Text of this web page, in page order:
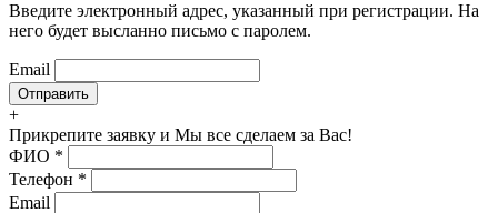
Введите электронный адрес, указанный при регистрации. На
него будет высланно письмо с паролем.
Email
+
Прикрепите заявку и Мы все сделаем за Вас!
ФИО *
Телефон *
Email